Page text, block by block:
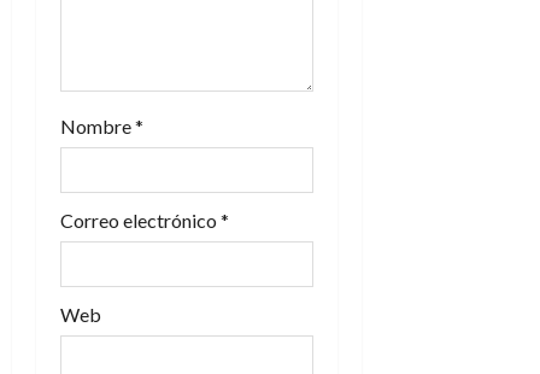
a
d
a
Nombre*
Correo electrónico *
Web